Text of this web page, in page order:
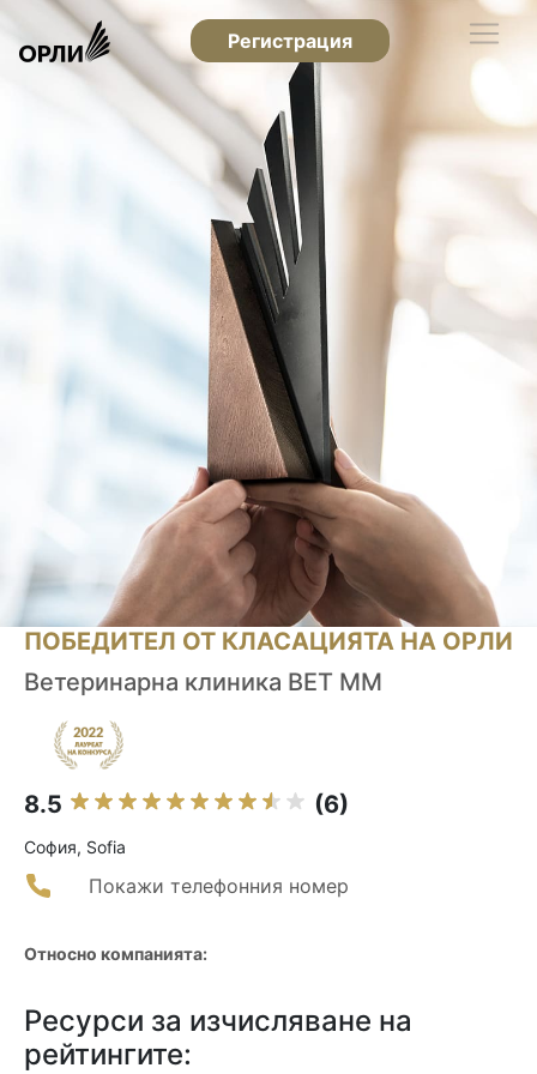
Регистрация
ПОБЕДИТЕЛ ОТ КЛАСАЦИЯТА НА ОРЛИ
Ветеринарна клиника ВЕТ ММ
8.5 (6)
София, Sofia
Покажи телефонния номер
Относно компанията:
Ресурси за изчисляване на
рейтингите: